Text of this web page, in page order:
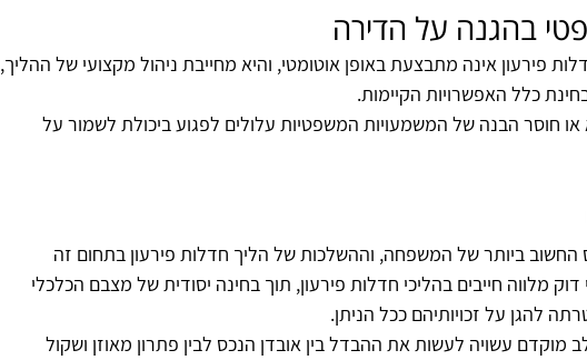
בהגנה על הדירה
פירעון אינה מתבצעת באופן אוטומטי, והיא מחייבת ניהול מקצועי של ההליך,
כלל האפשרויות הקיימות.
או חוסר הבנה של המשמעויות המשפטיות עלולים לפגוע ביכולת לשמור על
החשוב ביותר של המשפחה, וההשלכות של הליך חדלות פירעון בתחום זה
מלווה חייבים בהליכי חדלות פירעון, תוך בחינה יסודית של מצבם הכלכלי
להגן על זכויותיהם ככל הניתן.
מוקדם עשויה לעשות את ההבדל בין אובדן הנכס לבין פתרון מאוזן ושקול